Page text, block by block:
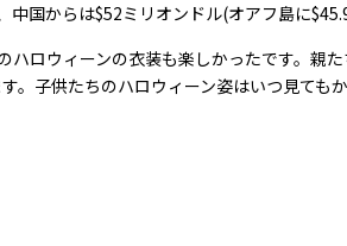
中国からは$52ミリオンドル(オアフ島に
ハロウィーンの衣装も楽しかったです。親
。子供たちのハロウィーン姿はいつ見ても